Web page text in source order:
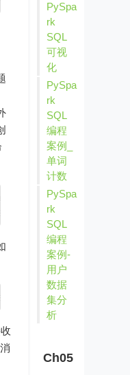
2.4.1
PySpa
rk
SQL
可视
化
PySpa
rk
SQL
编程
案例_
单词
计数
PySpa
rk
SQL
编程
案例-
用户
数据
集分
析
Ch05